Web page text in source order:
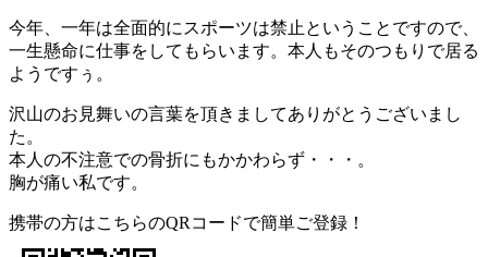
今年、一年は全面的にスポーツは禁止ということですので、
一生懸命に仕事をしてもらいます。本人もそのつもりで居る
ようですぅ。
沢山のお見舞いの言葉を頂きましてありがとうございまし
た。
本人の不注意での骨折にもかかわらず・・・。
胸が痛い私です。
携帯の方はこちらのQRコードで簡単ご登録！